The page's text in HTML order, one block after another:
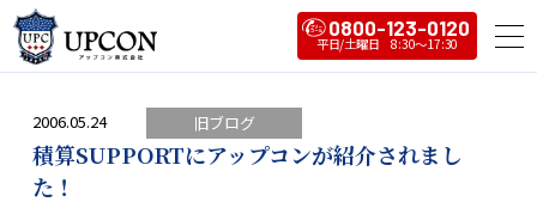
0800-123-0120
2006.05.24 旧ブログ
積算SUPPORTにアップコンが紹介されまし
た！